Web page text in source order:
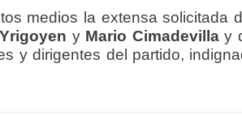
medios la extensa solicitada
yMario Cimadevillay
y dirigentes del partido,